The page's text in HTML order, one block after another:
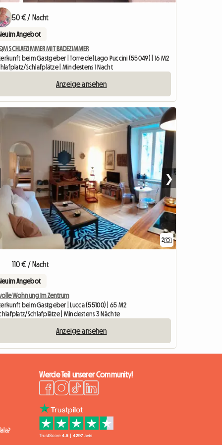
50 € / Nacht
im Angebot
SCHLAFZIMMER MIT BADEZIMMER
beim Gastgeber | Torre del Lago Puccini (55049) | 16 M2
Schlafplätze | Mindestens 1 Nacht
Anzeige ansehen
2
❯
110 € / Nacht
im Angebot
Wohnung im Zentrum
beim Gastgeber | Lucca (55100) | 65 M2
Schlafplätze | Mindestens 3 Nächte
Anzeige ansehen
Werde Teil unserer Community!